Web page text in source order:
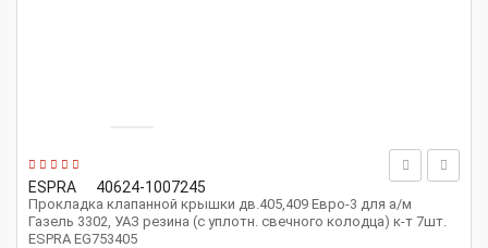
ESPRA 40624-1007245
Прокладка клапанной крышки дв.405,409 Евро-3 для а/м
Газель 3302, УАЗ резина (с уплотн. свечного колодца) к-т 7шт.
ESPRA EG753405